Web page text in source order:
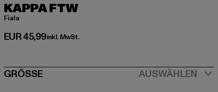
KAPPA FTW
Fiala
EUR 45,99
Derzeitiger Preis: EUR 45,99
inkl. MwSt.
SIZE
GRÖSSE AUSWÄHLEN